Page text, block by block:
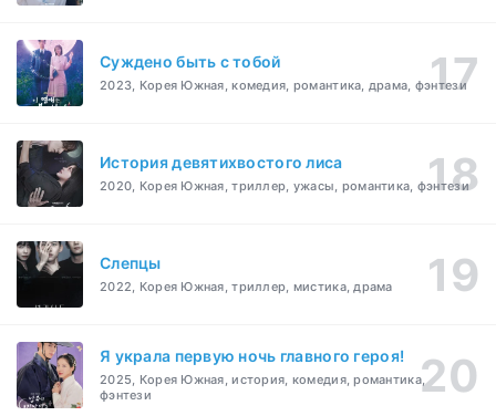
Суждено быть с тобой
2023, Корея Южная, комедия, романтика, драма, фэнтези
История девятихвостого лиса
2020, Корея Южная, триллер, ужасы, романтика, фэнтези
Слепцы
2022, Корея Южная, триллер, мистика, драма
Я украла первую ночь главного героя!
2025, Корея Южная, история, комедия, романтика,
фэнтези